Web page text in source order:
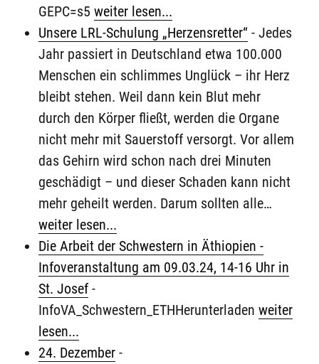
GEPC=s5weiter lesen...
Unsere LRL-Schulung „Herzensretter“ - Jedes
Jahr passiert in Deutschland etwa 100.000
Menschen ein schlimmes Unglück – ihr Herz
bleibt stehen. Weil dann kein Blut mehr
durch den Körper fließt, werden die Organe
nicht mehr mit Sauerstoff versorgt. Vor allem
das Gehirn wird schon nach drei Minuten
geschädigt – und dieser Schaden kann nicht
mehr geheilt werden. Darum sollten alle…
weiter lesen...
Die Arbeit der Schwestern in Äthiopien -
Infoveranstaltung am 09.03.24, 14-16 Uhr in
St. Josef -
InfoVA_Schwestern_ETHHerunterladenweiter
lesen...
24. Dezember -